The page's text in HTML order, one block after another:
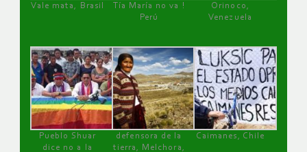
Vale mata, Brasil
Tía María no va !
Perú
Orinoco,
Venezuela
Pueblo Shuar
dice no a la
defensora de la
tierra, Melchora,
Caimanes, Chile